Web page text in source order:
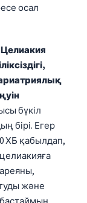
осал
Целиакия
бүкіл
бірі. Егер
ХБ қабылдап,
және